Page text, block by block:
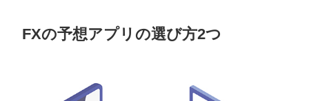
FXの予想アプリの選び方2つ